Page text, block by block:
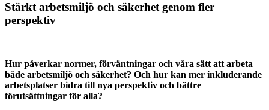
Stärkt arbetsmiljö och säkerhet genom fler
perspektiv
Hur påverkar normer, förväntningar och våra sätt att arbeta
både arbetsmiljö och säkerhet? Och hur kan mer inkluderande
arbetsplatser bidra till nya perspektiv och bättre
förutsättningar för alla?